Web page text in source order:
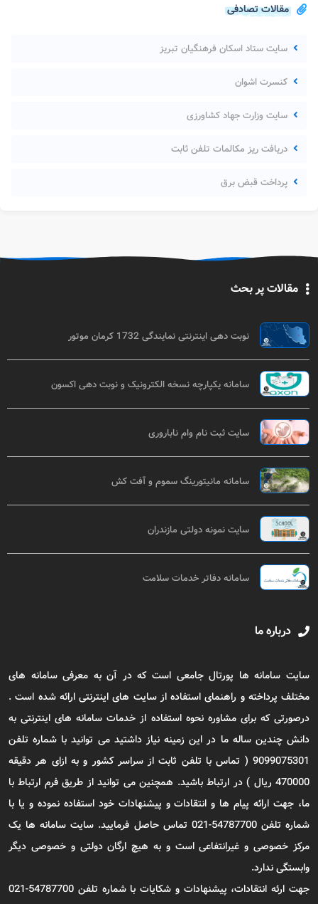
مقالات تصادفی
سایت ستاد اسکان فرهنگیان تبریز
کنسرت اشوان
سایت وزارت جهاد کشاورزی
دریافت ریز مکالمات تلفن ثابت
پرداخت قبض برق
مقالات پر بحث
نوبت دهی اینترنتی نمایندگی 1732 کرمان موتور
سامانه یکپارچه نسخه الکترونیک و نوبت دهی اکسون
سایت ثبت نام وام ناباروری
سامانه مانیتورینگ سموم و آفت کش
سایت نمونه دولتی مازندران
سامانه دفاتر خدمات سلامت
درباره ما
سایت سامانه ها پورتال جامعی است که در آن به معرفی سامانه های
مختلف پرداخته و راهنمای استفاده از سایت های اینترنتی ارائه شده است .
درصورتی که برای مشاوره نحوه استفاده از خدمات سامانه های اینترنتی به
دانش چندین ساله ما در این زمینه نیاز داشتید می توانید با شماره تلفن
9099075301 ( تماس با تلفن ثابت از سراسر کشور و به ازای هر دقیقه
470000 ریال ) در ارتباط باشید. همچنین می توانید از طریق فرم ارتباط با
ما، جهت ارائه پیام ها و انتقادات و پیشنهادات خود استفاده نموده و یا با
شماره تلفن 54787700-021 تماس حاصل فرمایید. سایت سامانه ها یک
مرکز خصوصی و غیرانتفاعی است و به هیچ ارگان دولتی و خصوصی دیگر
وابستگی ندارد.
جهت ارئه انتقادات، پیشنهادات و شکایات با شماره تلفن 54787700-021